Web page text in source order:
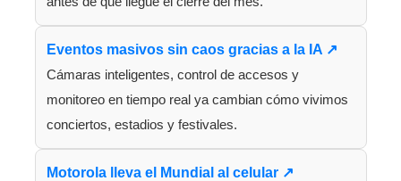
Eventos masivos sin caos gracias a la IA ↗
Cámaras inteligentes, control de accesos y
monitoreo en tiempo real ya cambian cómo vivimos
conciertos, estadios y festivales.
Motorola lleva el Mundial al celular ↗